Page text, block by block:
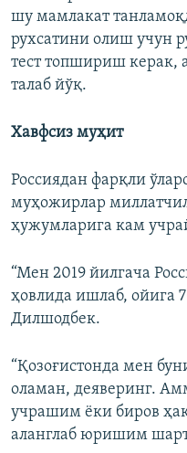
шу мамлакат
рухсатини олиш учун
тест топшириш керак,
талаб йўқ.
Хавфсиз муҳит
Россиядан фарқли
муҳожирлар
ҳужумларига кам
“Мен 2019 йилгача
ҳовлида ишлаб, ойига
Дилшодбек.
“Қозоғистонда мен
оламан, деяверинг.
учрашим ёки биров
аланглаб юришим шарт